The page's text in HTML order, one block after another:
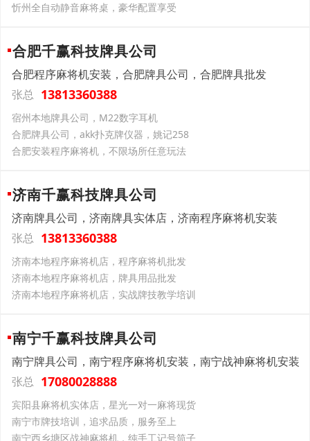
忻州全自动静音麻将桌，豪华配置享受
合肥千赢科技牌具公司
合肥程序麻将机安装，合肥牌具公司，合肥牌具批发
张总 13813360388
宿州本地牌具公司，M22数字耳机
合肥牌具公司，akk扑克牌仪器，姚记258
合肥安装程序麻将机，不限场所任意玩法
济南千赢科技牌具公司
济南牌具公司，济南牌具实体店，济南程序麻将机安装
张总 13813360388
济南本地程序麻将机店，程序麻将机批发
济南本地程序麻将机店，牌具用品批发
济南本地程序麻将机店，实战牌技教学培训
南宁千赢科技牌具公司
南宁牌具公司，南宁程序麻将机安装，南宁战神麻将机安装
张总 17080028888
宾阳县麻将机实体店，星光一对一麻将现货
南宁市牌技培训，追求品质，服务至上
南宁西乡塘区战神麻将机，纯手工记号筒子